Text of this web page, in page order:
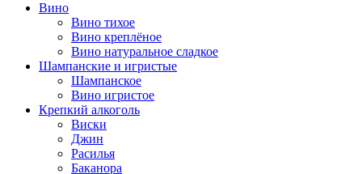
Вино
Вино тихое
Вино креплёное
Вино натуральное сладкое
Шампанские и игристые
Шампанское
Вино игристое
Крепкий алкоголь
Виски
Джин
Расилья
Баканора